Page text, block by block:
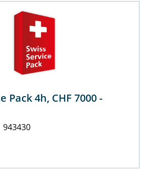
Pack 4h, CHF 7000 -
943430